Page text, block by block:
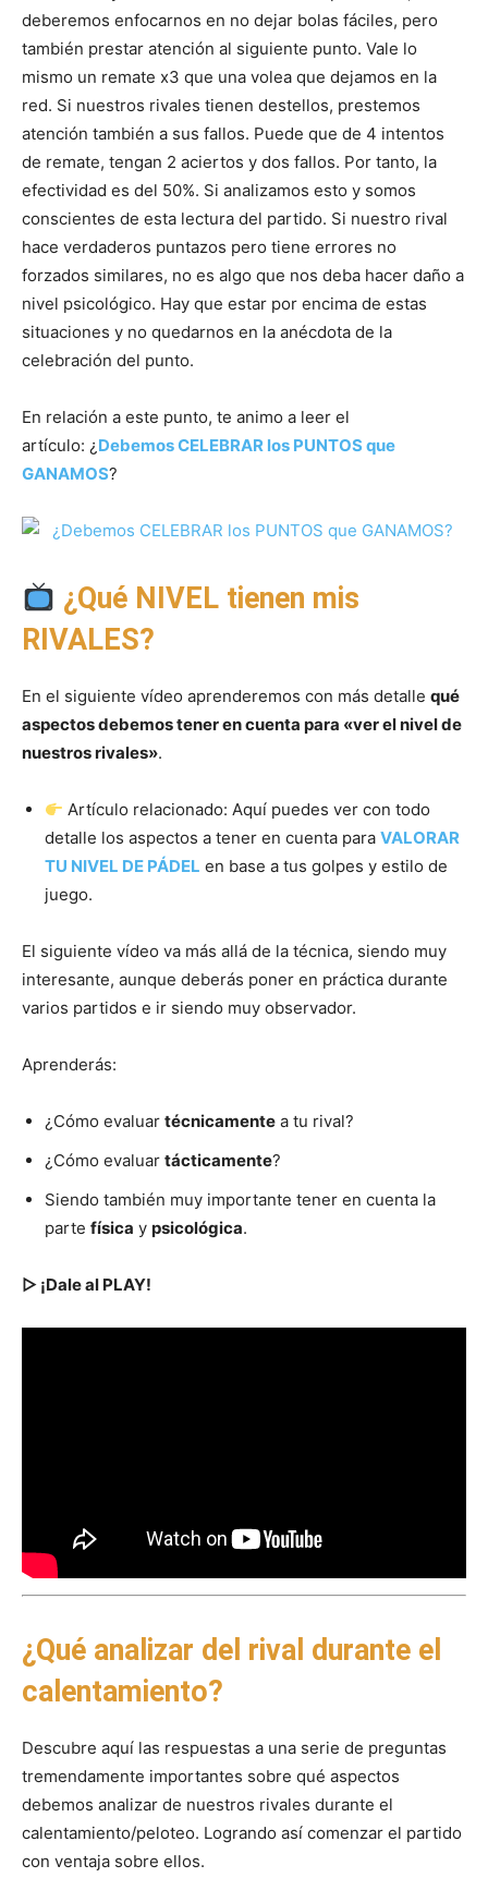
deberemos enfocarnos en no dejar bolas fáciles, pero
también prestar atención al siguiente punto. Vale lo
mismo un remate x3 que una volea que dejamos en la
red. Si nuestros rivales tienen destellos, prestemos
atención también a sus fallos. Puede que de 4 intentos
de remate, tengan 2 aciertos y dos fallos. Por tanto, la
efectividad es del 50%. Si analizamos esto y somos
conscientes de esta lectura del partido. Si nuestro rival
hace verdaderos puntazos pero tiene errores no
forzados similares, no es algo que nos deba hacer daño a
nivel psicológico. Hay que estar por encima de estas
situaciones y no quedarnos en la anécdota de la
celebración del punto.
En relación a este punto, te animo a leer el
artículo: ¿ Debemos CELEBRAR los PUNTOS que
GANAMOS?
¿Qué NIVEL tienen mis
RIVALES?
En el siguiente vídeo aprenderemos con más detalle qué
aspectos debemos tener en cuenta para «ver el nivel de
nuestros rivales».
Artículo relacionado: Aquí puedes ver con todo
detalle los aspectos a tener en cuenta para VALORAR
TU NIVEL DE PÁDEL en base a tus golpes y estilo de
juego.
El siguiente vídeo va más allá de la técnica, siendo muy
interesante, aunque deberás poner en práctica durante
varios partidos e ir siendo muy observador.
Aprenderás:
¿Cómo evaluar técnicamente a tu rival?
¿Cómo evaluar tácticamente?
Siendo también muy importante tener en cuenta la
parte física y psicológica.
▷ ¡Dale al PLAY!
¿Qué analizar del rival durante el
calentamiento?
Descubre aquí las respuestas a una serie de preguntas
tremendamente importantes sobre qué aspectos
debemos analizar de nuestros rivales durante el
calentamiento/peloteo. Logrando así comenzar el partido
con ventaja sobre ellos.